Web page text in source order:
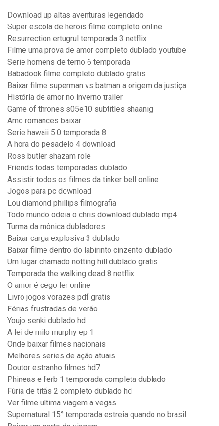
Download up altas aventuras legendado
Super escola de heróis filme completo online
Resurrection ertugrul temporada 3 netflix
Filme uma prova de amor completo dublado youtube
Serie homens de terno 6 temporada
Babadook filme completo dublado gratis
Baixar filme superman vs batman a origem da justiça
História de amor no inverno trailer
Game of thrones s05e10 subtitles shaanig
Amo romances baixar
Serie hawaii 5.0 temporada 8
A hora do pesadelo 4 download
Ross butler shazam role
Friends todas temporadas dublado
Assistir todos os filmes da tinker bell online
Jogos para pc download
Lou diamond phillips filmografia
Todo mundo odeia o chris download dublado mp4
Turma da mônica dubladores
Baixar carga explosiva 3 dublado
Baixar filme dentro do labirinto cinzento dublado
Um lugar chamado notting hill dublado gratis
Temporada the walking dead 8 netflix
O amor é cego ler online
Livro jogos vorazes pdf gratis
Férias frustradas de verão
Youjo senki dublado hd
A lei de milo murphy ep 1
Onde baixar filmes nacionais
Melhores series de ação atuais
Doutor estranho filmes hd7
Phineas e ferb 1 temporada completa dublado
Fúria de titãs 2 completo dublado hd
Ver filme ultima viagem a vegas
Supernatural 15° temporada estreia quando no brasil